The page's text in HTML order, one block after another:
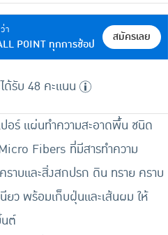
า
POINT ทุกการช้อป
สมัครเลย
ด้รับ 48 คะแนน
ปอร์ แผ่นทำความสะอาดพื้น ชนิด
Fibers ที่มีสารทำความ
ราบและสิ่งสกปรก ดิน ทราย คราบ
ยว พร้อมเก็บฝุ่นและเส้นผม ให้
ต์